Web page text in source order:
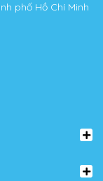
phố Hồ Chí Minh